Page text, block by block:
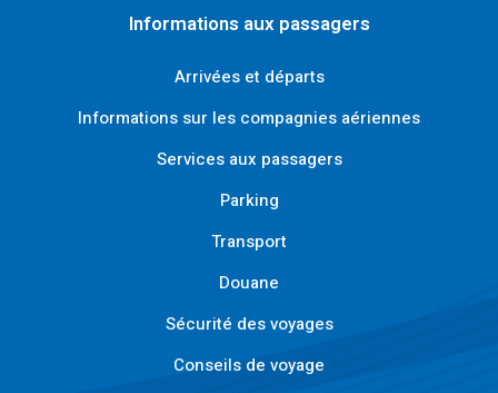
Informations aux passagers
Arrivées et départs
Informations sur les compagnies aériennes
Services aux passagers
Parking
Transport
Douane
Sécurité des voyages
Conseils de voyage